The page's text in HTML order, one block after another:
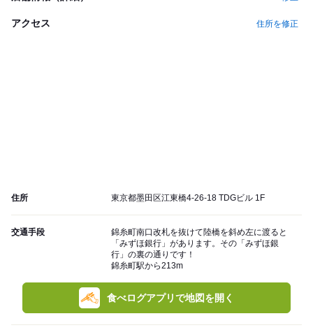
アクセス 住所を修正
住所 東京都墨田区江東橋4-26-18 TDGビル 1F
交通手段
錦糸町南口改札を抜けて陸橋を斜め左に渡ると
「みずほ銀行」があります。その「みずほ銀
行」の裏の通りです！
錦糸町駅から213m
食べログアプリで地図を開く